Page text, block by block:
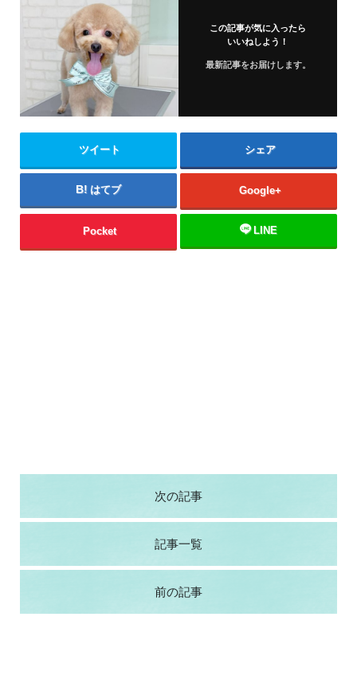
この記事が気に入ったら
いいねしよう！
最新記事をお届けします。
ツイート シェア
はてブ Google+
Pocket LINE
次の記事
記事一覧
前の記事